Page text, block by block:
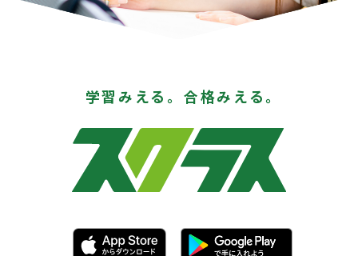
学習みえる。合格みえる。